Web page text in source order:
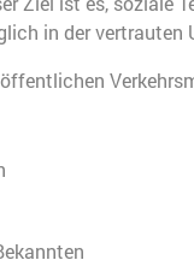
in der vertrauten